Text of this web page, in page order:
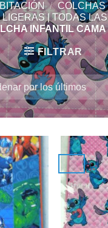
/
| TODAS
INFANTIL CAMA
FILTRAR